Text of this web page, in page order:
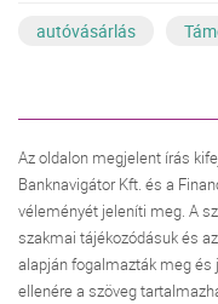
autóvásárlás
Az oldalon megjelent írás
Banknavigátor Kft. és a
véleményét jeleníti meg. A
szakmai tájékozódásuk és
alapján fogalmazták meg és
ellenére a szöveg